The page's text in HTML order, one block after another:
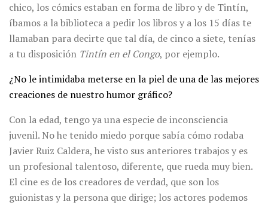
chico, los cómics estaban en forma de libro y de Tintín,
íbamos a la biblioteca a pedir los libros y a los 15 días te
llamaban para decirte que tal día, de cinco a siete, tenías
a tu disposición Tintín en el Congo, por ejemplo.
¿No le intimidaba meterse en la piel de una de las mejores
creaciones de nuestro humor gráfico?
Con la edad, tengo ya una especie de inconsciencia
juvenil. No he tenido miedo porque sabía cómo rodaba
Javier Ruiz Caldera, he visto sus anteriores trabajos y es
un profesional talentoso, diferente, que rueda muy bien.
El cine es de los creadores de verdad, que son los
guionistas y la persona que dirige; los actores podemos